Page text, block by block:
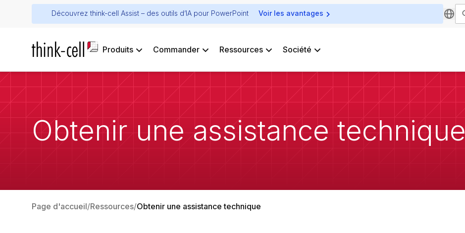
Découvrez think-cell Assist – des outils d’IA pour PowerPoint Voir les avantages
Produits Commander Ressources Société
Obtenir une assistance technique
Page d'accueil Ressources Obtenir une assistance technique